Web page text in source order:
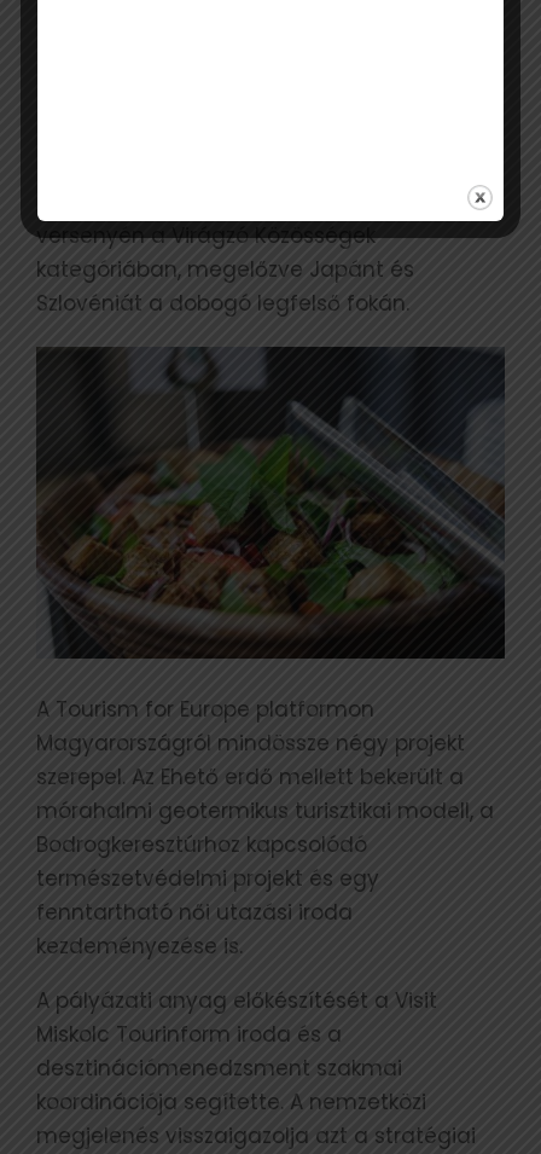
kezdeményezése díjat a Green Destinations
versenyén a Virágzó Közösségek
kategóriában, megelőzve Japánt és
Szlovéniát a dobogó legfelső fokán.
A Tourism for Europe platformon
Magyarországról mindössze négy projekt
szerepel. Az Ehető erdő mellett bekerült a
mórahalmi geotermikus turisztikai modell, a
Bodrogkeresztúrhoz kapcsolódó
természetvédelmi projekt és egy
fenntartható női utazási iroda
kezdeményezése is.
A pályázati anyag előkészítését a Visit
Miskolc Tourinform iroda és a
desztinációmenedzsment szakmai
koordinációja segítette. A nemzetközi
megjelenés visszaigazolja azt a stratégiai